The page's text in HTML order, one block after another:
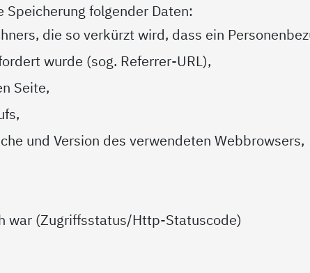
folgender Daten:
die so verkürzt wird, dass ein
wurde (sog. Referrer-URL),
Seite,
und Version des verwendeten Webbrowsers,
war (Zugriffsstatus/Http-Statuscode)